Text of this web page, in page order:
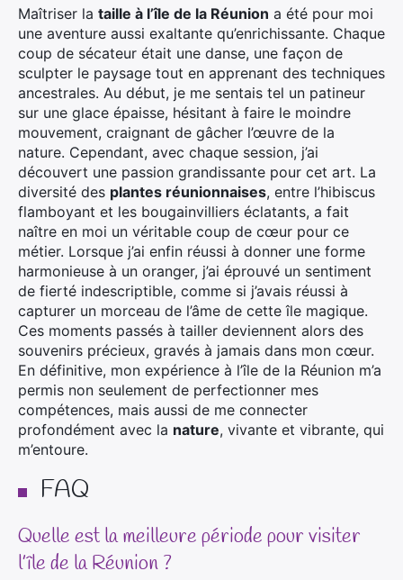
Maîtriser la taille à l’île de la Réunion a été pour moi
une aventure aussi exaltante qu’enrichissante. Chaque
coup de sécateur était une danse, une façon de
sculpter le paysage tout en apprenant des techniques
ancestrales. Au début, je me sentais tel un patineur
sur une glace épaisse, hésitant à faire le moindre
mouvement, craignant de gâcher l’œuvre de la
nature. Cependant, avec chaque session, j’ai
découvert une passion grandissante pour cet art. La
diversité des plantes réunionnaises, entre l’hibiscus
flamboyant et les bougainvilliers éclatants, a fait
naître en moi un véritable coup de cœur pour ce
métier. Lorsque j’ai enfin réussi à donner une forme
harmonieuse à un oranger, j’ai éprouvé un sentiment
de fierté indescriptible, comme si j’avais réussi à
capturer un morceau de l’âme de cette île magique.
Ces moments passés à tailler deviennent alors des
souvenirs précieux, gravés à jamais dans mon cœur.
En définitive, mon expérience à l’île de la Réunion m’a
permis non seulement de perfectionner mes
compétences, mais aussi de me connecter
profondément avec la nature, vivante et vibrante, qui
m’entoure.
FAQ
Quelle est la meilleure période pour visiter
l’île de la Réunion ?